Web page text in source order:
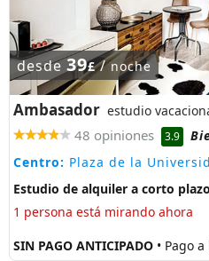
desde39£/noche
Ambasador estudio
48 opiniones 3.9
Centro: Plaza de la
Estudio de alquiler a corto
1 persona está mirando ahora
SIN PAGO ANTICIPADO • Pago